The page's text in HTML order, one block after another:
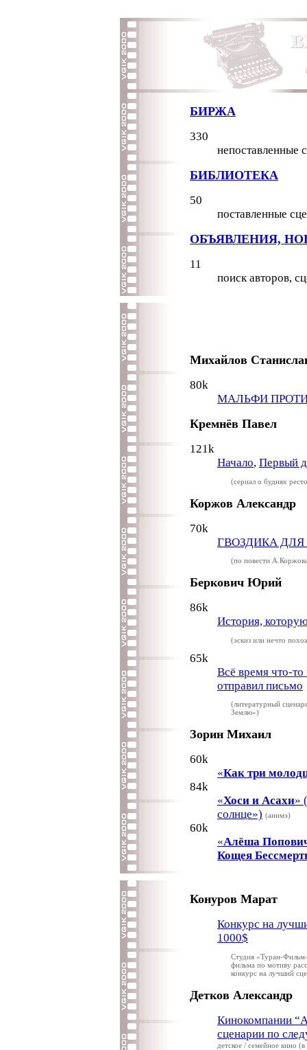
БИРЖА
330
непоставленные
БИБЛИОТЕКА
50
поставленные
ОБЪЯВЛЕНИЯ,
11
поиск авторов,
Михайлов
80k
МАЛЬФИ
Кремнёв Павел
121k
Начало, Первый
(сериал о буднях
Коржов Александр
70k
ГВОЗДИКА
(по повести
Беркович Юрий
86k
История,
(эскиз или нечто
65k
Всё время что-
отправил письмо
(литературный
Землю»)
Зорин Михаил
60k
«Как три
84k
«Хоси и Асахи»
солнце») (анимэ)
60k
«Алёша
Кощея
Конуров Марат
Конкурс на
1000$
Студия «Туран-
фильма по мотиву
конкурс на лучший
Детков Александр
Кинокомпании
сценарии по
детское / семейное кино